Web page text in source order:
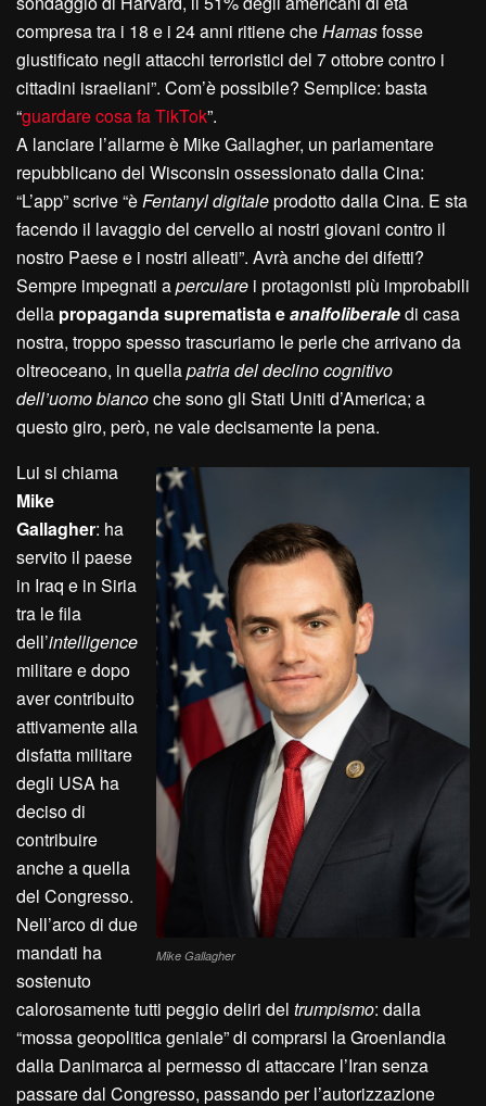
compresa tra i 18 e i 24 anni ritiene cheHamasfosse
giustificato negli attacchi terroristici del 7 ottobre contro i
cittadini israeliani”. Com’è possibile? Semplice: basta
“guardare cosa fa TikTok”.
A lanciare l’allarme è Mike Gallagher, un parlamentare
repubblicano del Wisconsin ossessionato dalla Cina:
“L’app” scrive “èFentanyl digitaleprodotto dalla Cina. E sta
facendo il lavaggio del cervello ai nostri giovani contro il
nostro Paese e i nostri alleati”. Avrà anche dei difetti?
Sempre impegnati aperculare i protagonisti più improbabili
della propaganda suprematista eanalfoliberaledi casa
nostra, troppo spesso trascuriamo le perle che arrivano da
oltreoceano, in quellapatria del declino cognitivo
dell’uomo biancoche sono gli Stati Uniti d’America; a
questo giro, però, ne vale decisamente la pena.
Mike Gallagher
Lui si chiama
Mike
Gallagher: ha
servito il paese
in Iraq e in Siria
tra le fila
dell’intelligence
militare e dopo
aver contribuito
attivamente alla
disfatta militare
degli USA ha
deciso di
contribuire
anche a quella
del Congresso.
Nell’arco di due
mandati ha
sostenuto
calorosamente tutti peggio deliri del trumpismo: dalla
“mossa geopolitica geniale” di comprarsi la Groenlandia
dalla Danimarca al permesso di attaccare l’Iran senza
passare dal Congresso, passando per l’autorizzazione